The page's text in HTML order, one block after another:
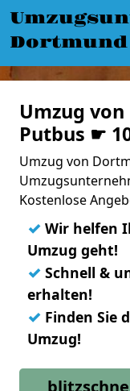
Dortmund
Umzug
Putbus ☛
Umzug von
Kostenlose
✓ Wir helfen
Umzug geht!
✓ Schnell &
erhalten!
✓ Finden Sie
Umzug!